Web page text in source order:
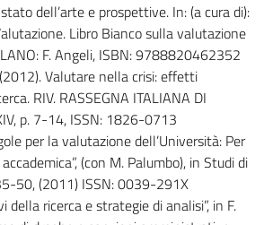
dell’arte e prospettive. In: (a cura di):
Libro Bianco sulla valutazione
F. Angeli, ISBN: 9788820462352
Valutare nella crisi: effetti
RIV. RASSEGNA ITALIANA DI
p. 7-14, ISSN: 1826-0713
per la valutazione dell’Università: Per
(con M. Palumbo), in Studi di
50, (2011) ISSN: 0039-291X
della ricerca e strategie di analisi”, in F.